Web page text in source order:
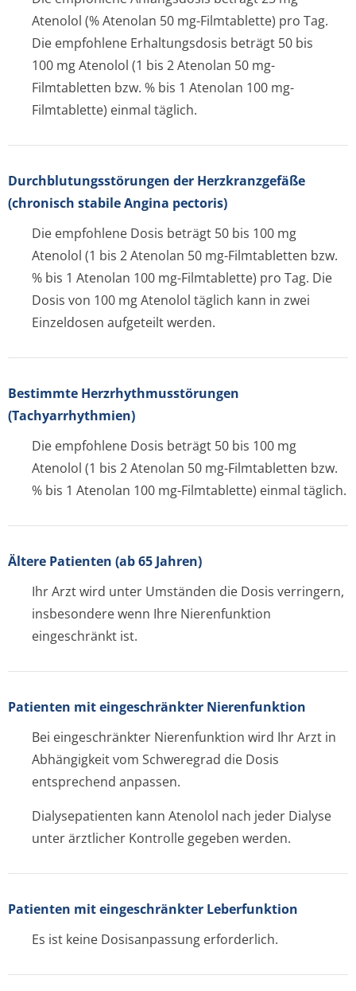
Atenolol (% Atenolan 50 mg-Filmtablette) pro Tag.
Die empfohlene Erhaltungsdosis beträgt 50 bis
100 mg Atenolol (1 bis 2 Atenolan 50 mg-
Filmtabletten bzw. % bis 1 Atenolan 100 mg-
Filmtablette) einmal täglich.
Durchblutungsstörun­gen der Herzkranzgefäße
(chronisch stabile Angina pectoris)
Die empfohlene Dosis beträgt 50 bis 100 mg
Atenolol (1 bis 2 Atenolan 50 mg-Filmtabletten bzw.
% bis 1 Atenolan 100 mg-Filmtablette) pro Tag. Die
Dosis von 100 mg Atenolol täglich kann in zwei
Einzeldosen aufgeteilt werden.
Bestimmte Herzrhythmusstörun­gen
(Tachyarrhythmien)
Die empfohlene Dosis beträgt 50 bis 100 mg
Atenolol (1 bis 2 Atenolan 50 mg-Filmtabletten bzw.
% bis 1 Atenolan 100 mg-Filmtablette) einmal täglich.
Ältere Patienten (ab 65 Jahren)
Ihr Arzt wird unter Umständen die Dosis verringern,
insbesondere wenn Ihre Nierenfunktion
eingeschränkt ist.
Patienten mit eingeschränkter Nierenfunktion
Bei eingeschränkter Nierenfunktion wird Ihr Arzt in
Abhängigkeit vom Schweregrad die Dosis
entsprechend anpassen.
Dialysepatienten kann Atenolol nach jeder Dialyse
unter ärztlicher Kontrolle gegeben werden.
Patienten mit eingeschränkter Leberfunktion
Es ist keine Dosisanpassung erforderlich.